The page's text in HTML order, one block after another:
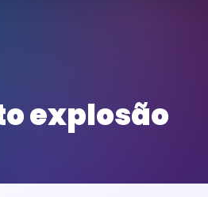
explosão